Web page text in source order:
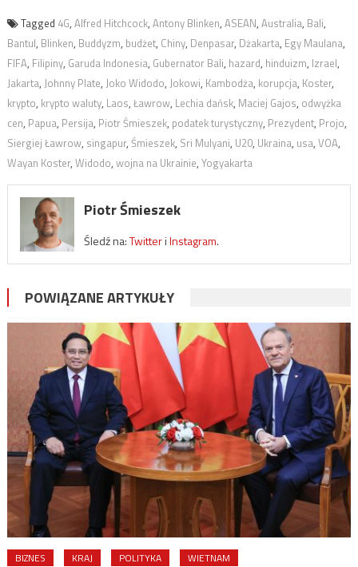
Tagged 4G, Alfred Hitchcock, Antony Blinken, ASEAN, Australia, Bali,
Bantul, Blinken, Buddyzm, budżet, Chiny, Denpasar, Dżakarta, Egy Maulana,
FIFA, Filipiny, Garuda Indonesia, Gubernator Bali, hazard, hinduizm, Izrael,
Jakarta, Johnny Plate, Joko Widodo, Jokowi, Kambodża, korupcja, Koster,
krypto, krypto waluty, Laos, Ławrow, Lechia dańsk, Maciej Gajos, odwyżka
cen, Papua, Persija, Piotr Śmieszek, podatek turystyczny, Prezydent, Projo,
Siergiej Ławrow, singapur, Śmieszek, Sri Mulyani, U20, Ukraina, usa, VOA,
Wayan Koster, Widodo, wojna na Ukrainie, Yogyakarta
Piotr Śmieszek
Śledź na:TwitteriInstagram.
POWIĄZANE ARTYKUŁY
BIZNES KRAJ POLITYKA WIETNAM